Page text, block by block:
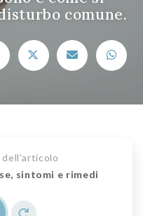
comune.
sintomi e rimedi